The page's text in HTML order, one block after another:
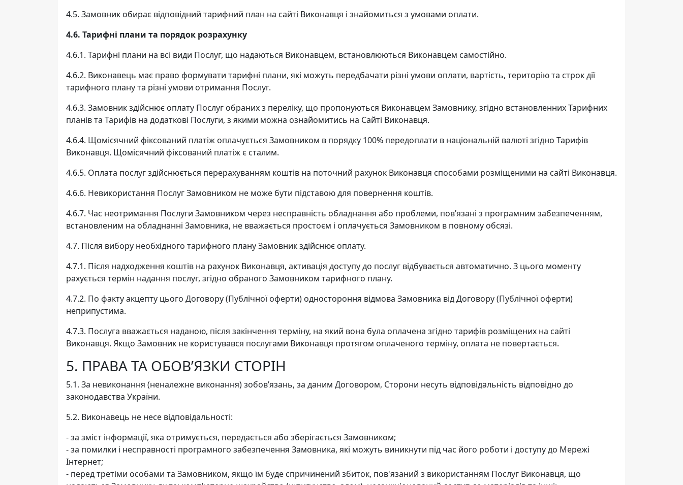
4.5. Замовник обирає відповідний тарифний план на сайті Виконавця і знайомиться з умовами оплати.
4.6. Тарифні плани та порядок розрахунку
4.6.1. Тарифні плани на всі види Послуг, що надаються Виконавцем, встановлюються Виконавцем самостійно.
4.6.2. Виконавець має право формувати тарифні плани, які можуть передбачати різні умови оплати, вартість, територію та строк дії
тарифного плану та різні умови отримання Послуг.
4.6.3. Замовник здійснює оплату Послуг обраних з переліку, що пропонуються Виконавцем Замовнику, згідно встановленних Тарифних
планів та Тарифів на додаткові Послуги, з якими можна ознайомитись на Сайті Виконавця.
4.6.4. Щомісячний фіксований платіж оплачується Замовником в порядку 100% передоплати в національній валюті згідно Тарифів
Виконавця. Щомісячний фіксований платіж є сталим.
4.6.5. Оплата послуг здійснюється перерахуванням коштів на поточний рахунок Виконавця способами розміщеними на сайті Виконавця.
4.6.6. Невикористання Послуг Замовником не може бути підставою для повернення коштів.
4.6.7. Час неотримання Послуги Замовником через несправність обладнання або проблеми, пов’язані з програмним забезпеченням,
встановленим на обладнанні Замовника, не вважається простоєм і оплачується Замовником в повному обсязі.
4.7. Після вибору необхідного тарифного плану Замовник здійснює оплату.
4.7.1. Після надходження коштів на рахунок Виконавця, активація доступу до послуг відбувається автоматично. З цього моменту
рахується термін надання послуг, згідно обраного Замовником тарифного плану.
4.7.2. По факту акцепту цього Договору (Публічної оферти) одностороння відмова Замовника від Договору (Публічної оферти)
неприпустима.
4.7.3. Послуга вважається наданою, після закінчення терміну, на який вона була оплачена згідно тарифів розміщених на сайті
Виконавця. Якщо Замовник не користувався послугами Виконавця протягом оплаченого терміну, оплата не повертається.
5. ПРАВА ТА ОБОВ’ЯЗКИ СТОРІН
5.1. За невиконання (неналежне виконання) зобов’язань, за даним Договором, Сторони несуть відповідальність відповідно до
законодавства України.
5.2. Виконавець не несе відповідальності:
- за зміст інформації, яка отримується, передається або зберігається Замовником;
- за помилки і несправності програмного забезпечення Замовника, які можуть виникнути під час його роботи і доступу до Мережі
Інтернет;
- перед третіми особами та Замовником, якщо їм буде спричинений збиток, пов'язаний з використанням Послуг Виконавця, що